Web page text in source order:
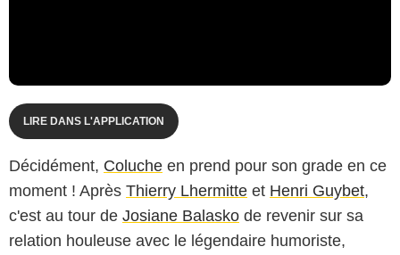
LIRE DANS L'APPLICATION
Décidément, Coluche en prend pour son grade en ce
moment ! Après Thierry Lhermitte et Henri Guybet,
c'est au tour de Josiane Balasko de revenir sur sa
relation houleuse avec le légendaire humoriste,